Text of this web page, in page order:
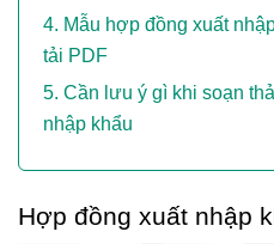
Mẫu hợp đồng xuất
tải PDF
Cần lưu ý gì khi soạn
nhập khẩu
Hợp đồng xuất nhập